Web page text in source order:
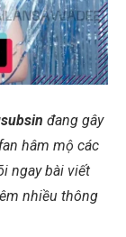
đang gây
hâm mộ các
ngay bài viết
nhiều thông